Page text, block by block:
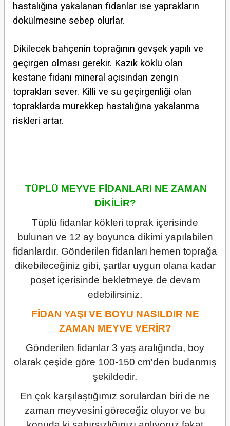
hastalığına yakalanan fidanlar ise yaprakların
dökülmesine sebep olurlar.
Dikilecek bahçenin toprağının gevşek yapılı ve
geçirgen olması gerekir. Kazık köklü olan
kestane fidanı mineral açısından zengin
toprakları sever. Killi ve su geçirgenliği olan
topraklarda mürekkep hastalığına yakalanma
riskleri artar.
TÜPLÜ MEYVE FİDANLARI NE ZAMAN
DİKİLİR?
Tüplü fidanlar kökleri toprak içerisinde
bulunan ve 12 ay boyunca dikimi yapılabilen
fidanlardır. Gönderilen fidanları hemen toprağa
dikebileceğiniz gibi, şartlar uygun olana kadar
poşet içerisinde bekletmeye de devam
edebilirsiniz.
FİDAN YAŞI VE BOYU NASILDIR NE
ZAMAN MEYVE VERİR?
Gönderilen fidanlar 3 yaş aralığında, boy
olarak çeşide göre 100-150 cm'den budanmış
şekildedir.
En çok karşılaştığımız sorulardan biri de ne
zaman meyvesini göreceğiz oluyor ve bu